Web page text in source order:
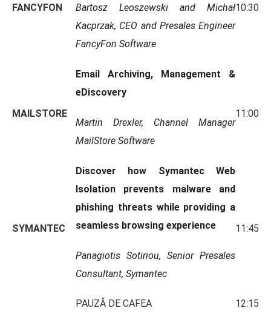
FANCYFON
Bartosz Leoszewski and Michał
Kacprzak, CEO and Presales Engineer
FancyFon Software
10:30
MAILSTORE
Email Archiving, Management &
eDiscovery
Martin Drexler, Channel Manager
MailStore Software
11:00
SYMANTEC
Discover how Symantec Web
Isolation prevents malware and
phishing threats while providing a
seamless browsing experience
Panagiotis Sotiriou, Senior Presales
Consultant, Symantec
11:45
PAUZĂ DE CAFEA 12:15